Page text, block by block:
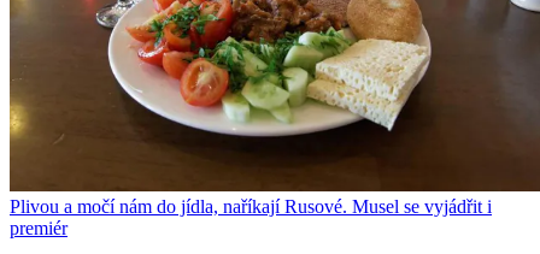
Plivou a močí nám do jídla, naříkají Rusové. Musel se vyjádřit i
premiér